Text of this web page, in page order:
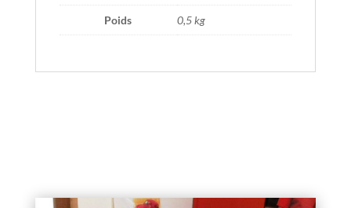
Poids 0,5 kg